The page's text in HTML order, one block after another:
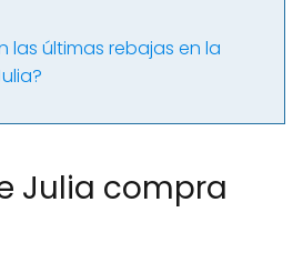
las últimas rebajas en la
Julia compra